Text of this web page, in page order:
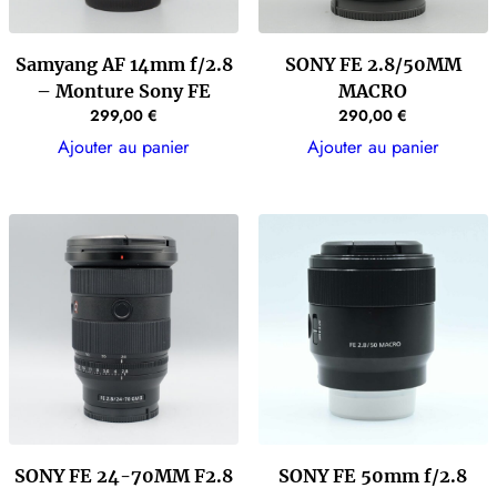
Samyang AF 14mm f/2.8
– Monture Sony FE
299,00€
Ajouter au panier
SONY FE 2.8/50MM
MACRO
290,00€
Ajouter au panier
SONY FE 24-70MM F2.8
SONY FE 50mm f/2.8